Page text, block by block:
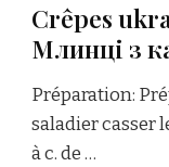
Crêpes
Млинці з
Préparation:
saladier casser
à c. de …